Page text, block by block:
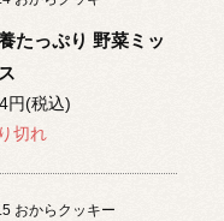
たっぷり 野菜ミッ
円(税込)
切れ
5 おからクッキー